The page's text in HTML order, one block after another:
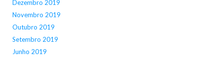
Dezembro 2019
Novembro 2019
Outubro 2019
Setembro 2019
Junho 2019